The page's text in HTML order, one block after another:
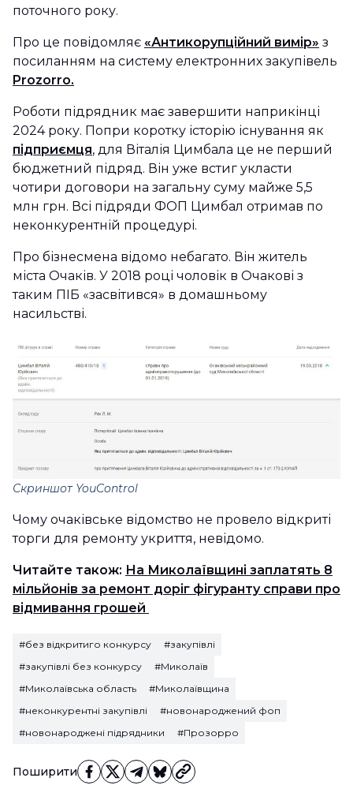
Поширити
поточного року.
Про це повідомляє «Антикорупційний вимір» з
посиланням на систему електронних закупівель
Prozorro.
Роботи підрядник має завершити наприкінці
2024 року. Попри коротку історію існування як
підприємця, для Віталія Цимбала це не перший
бюджетний підряд. Він уже встиг укласти
чотири договори на загальну суму майже 5,5
млн грн. Всі підряди ФОП Цимбал отримав по
неконкурентній процедурі.
Про бізнесмена відомо небагато. Він житель
міста Очаків. У 2018 році чоловік в Очакові з
таким ПІБ «засвітився» в домашньому
насильстві.
Скриншот YouControl
Чому очаківське відомство не провело відкриті
торги для ремонту укриття, невідомо.
Читайте також: На Миколаївщині заплатять 8
мільйонів за ремонт доріг фігуранту справи про
відмивання грошей
#без відкритиго конкурсу
#закупівлі
#закупівлі без конкурсу
#Миколаїв
#Миколаївська область
#Миколаївщина
#неконкурентні закупівлі
#новонароджений фоп
#новонароджені підрядники
#Прозорро